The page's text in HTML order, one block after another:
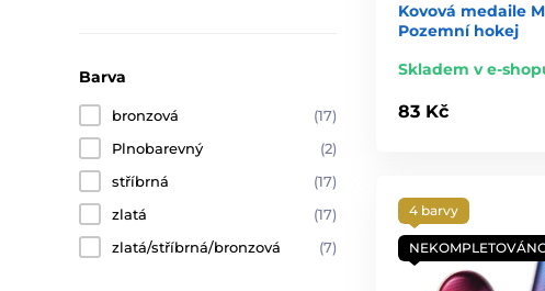
Barva
bronzová
(17)
Plnobarevný
(2)
stříbrná
(17)
zlatá
(17)
zlatá/stříbrná/bronzová
(7)
Kovová medaile
Pozemní hokej
Skladem v e-
83 Kč
4 barvy